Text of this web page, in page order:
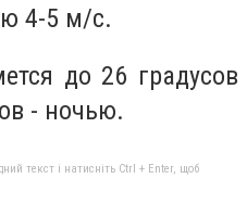
4-5 м/с.
до 26 градусов
- ночью.
текст і натисніть Ctrl + Enter, щоб